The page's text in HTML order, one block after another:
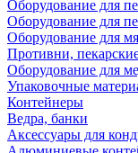
Оборудование для
Оборудование для
Оборудование для
Противни,
Оборудование для
Упаковочные
Контейнеры
Ведра, банки
Аксессуары для